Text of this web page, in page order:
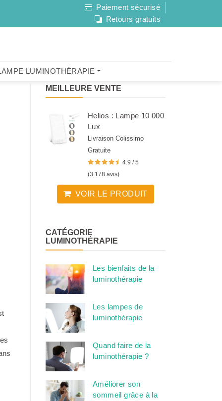
Paiement sécurisé
Retours gratuits
LUMINOTHÉRAPIE
MEILLEURE VENTE
Helios : Lampe 10 000
Lux
Livraison Colissimo
Gratuite
4.9 / 5
(3 178 avis)
VOIR LE PRODUIT
CATÉGORIE
LUMINOTHÉRAPIE
Les bienfaits de la
luminothérapie
Les lampes de
luminothérapie
Quand faire de la
luminothérapie ?
Améliorer son
sommeil grâce à la